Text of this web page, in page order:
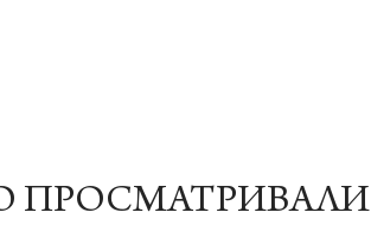
ПРОСМАТРИВАЛИ